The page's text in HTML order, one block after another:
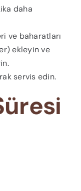
daha
ve baharatları
ekleyin ve
servis edin.